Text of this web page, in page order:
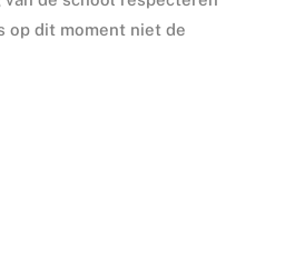
op dit moment niet de